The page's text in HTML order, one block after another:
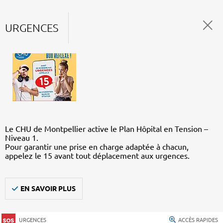
URGENCES
Le CHU de Montpellier active le Plan Hôpital en Tension –
Niveau 1.
Pour garantir une prise en charge adaptée à chacun,
appelez le 15 avant tout déplacement aux urgences.
EN SAVOIR PLUS
URGENCES ACCÈS RAPIDES